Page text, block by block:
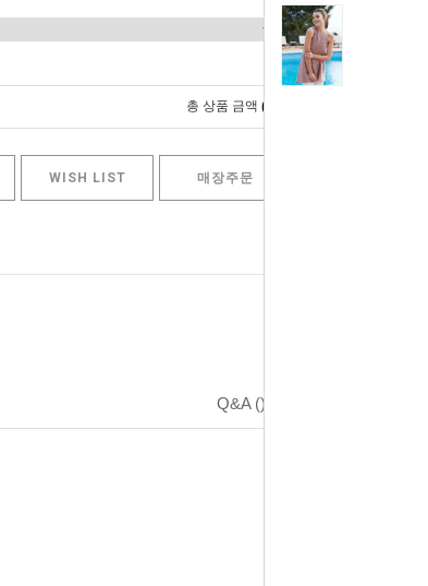
총 상품 금액 0
WISH LIST 매장주문
Q&A ()